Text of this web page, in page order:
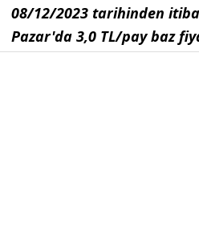
08/12/2023 tarihinden
Pazar'da 3,0 TL/pay baz